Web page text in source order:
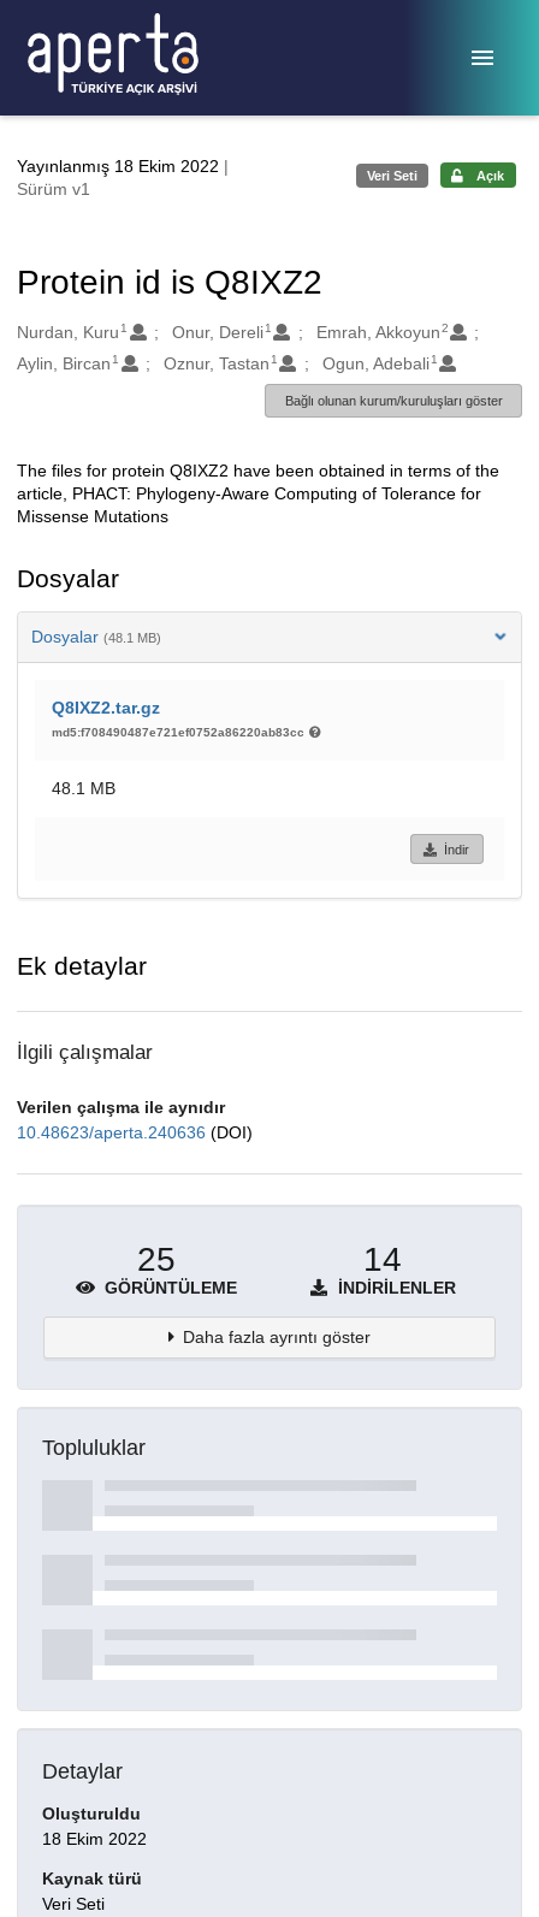
Yayınlanmış 18 Ekim 2022 |
Sürüm v1
Veri Seti Açık
Protein id is Q8IXZ2
Oluşturanlar
Nurdan, Kuru 1 Onur, Dereli 1 Emrah, Akkoyun2
Aylin, Bircan 1 Oznur, Tastan 1 Ogun, Adebali 1
Bağlı olunan kurum/kuruluşları göster
Açıklama
The files for protein Q8IXZ2 have been obtained in terms of the
article, PHACT: Phylogeny-Aware Computing of Tolerance for
Missense Mutations
Dosyalar
Dosyalar (48.1 MB)
Q8IXZ2.tar.gz
md5:f708490487e721ef0752a86220ab83cc
48.1 MB
İndir
Ek detaylar
İlgili çalışmalar
Verilen çalışma ile aynıdır
10.48623/aperta.240636 (DOI)
25
GÖRÜNTÜLEME
14
İNDIRILENLER
Daha fazla ayrıntı göster
Topluluklar
Detaylar
Oluşturuldu
18 Ekim 2022
Kaynak türü
Veri Seti